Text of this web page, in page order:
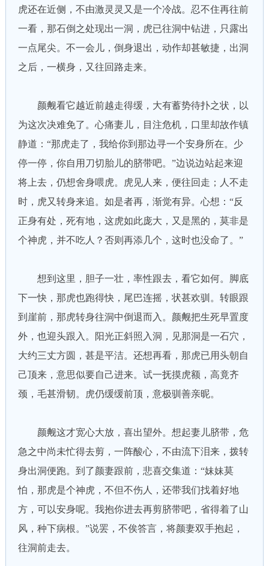
虎还在近侧，不由激灵灵又是一个冷战。忍不住再往前
一看，那石倒之处现出一洞，虎已往洞中钻进，只露出
一点尾尖。不一会儿，倒身退出，动作却甚敏捷，出洞
之后，一横身，又往回路走来。
颜觍看它越近前越走得缓，大有蓄势待扑之状，以
为这次决难免了。心痛妻儿，目注危机，口里却故作镇
静道：“那虎走了，我给你到那边寻一个安身所在。少
停一停，你自用刀切胎儿的脐带吧。”边说边站起来迎
将上去，仍想舍身喂虎。虎见人来，便往回走；人不走
时，虎又转身来追。如是者再，渐觉有异。心想：“反
正身有处，死有地，这虎如此庞大，又是黑的，莫非是
个神虎，并不吃人？否则再添几个，这时也没命了。”
想到这里，胆子一壮，率性跟去，看它如何。脚底
下一快，那虎也跑得快，尾巴连摇，状甚欢驯。转眼跟
到崖前，那虎转身往洞中倒退而入。颜觍把生死早置度
外，也迎头跟入。阳光正斜照入洞，见那洞是一石穴，
大约三丈方圆，甚是平洁。还想再看，那虎已用头朝自
己顶来，意思似要自己进来。试一抚摸虎额，高竟齐
颈，毛甚滑韧。虎仍缓缓前顶，意极驯善亲昵。
颜觍这才宽心大放，喜出望外。想起妻儿脐带，危
急之中尚未忙得去剪，一阵酸心，不由流下泪来，拨转
身出洞便跑。到了颜妻跟前，悲喜交集道：“妹妹莫
怕，那虎是个神虎，不但不伤人，还带我们找着好地
方，可以安身呢。我抱你进去再剪脐带吧，省得着了山
风，种下病根。”说罢，不俟答言，将颜妻双手抱起，
往洞前走去。